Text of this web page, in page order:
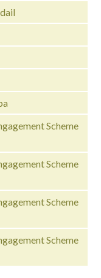
Scheme
Scheme
Scheme
Scheme